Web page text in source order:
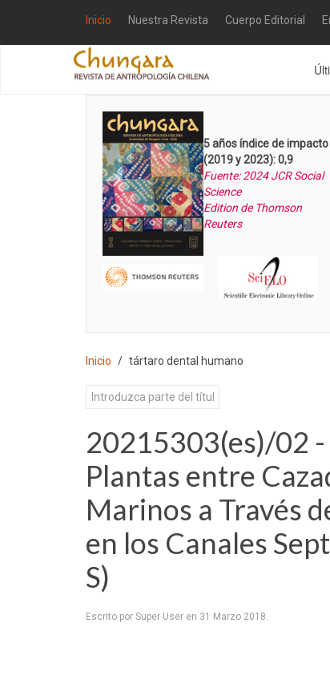
Inicio Nuestra Revista Cuerpo Editorial
5 años índice de impacto
(2019 y 2023): 0,9
Fuente: 2024 JCR Social
Science
Edition de Thomson
Reuters
Inicio tártaro dental humano
20215303(es)/02 -
Plantas entre
Marinos a Través
en los Canales
S)
Escrito por Super User en 31 Marzo 2018.